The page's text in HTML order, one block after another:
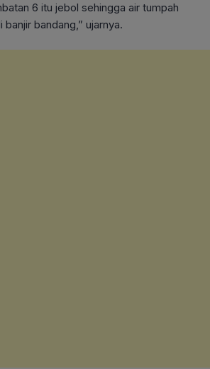
6 itu jebol sehingga air tumpah
bandang,” ujarnya.